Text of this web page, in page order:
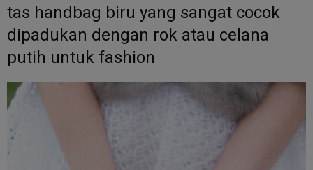
tas handbag biru yang sangat cocok
dipadukan dengan rok atau celana
putih untuk fashion